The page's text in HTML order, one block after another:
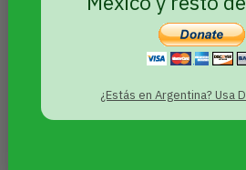
¿Estás en Argentina? Usa